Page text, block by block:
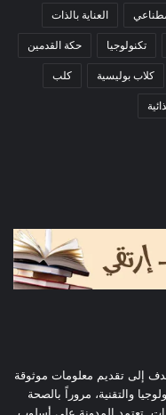
العناية بالذات
تكنولوجيا حكة القدمين
كلاب بوليسية كلب
إلى تقديم معلومات موثوقة
والتقنية، مروراً بالصحة